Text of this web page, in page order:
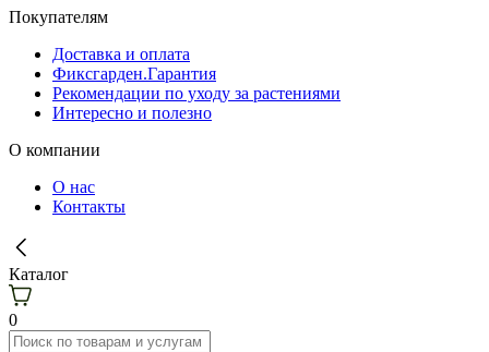
Покупателям
Доставка и оплата
Фиксгарден.Гарантия
Рекомендации по уходу за растениями
Интересно и полезно
О компании
О нас
Контакты
Каталог
0